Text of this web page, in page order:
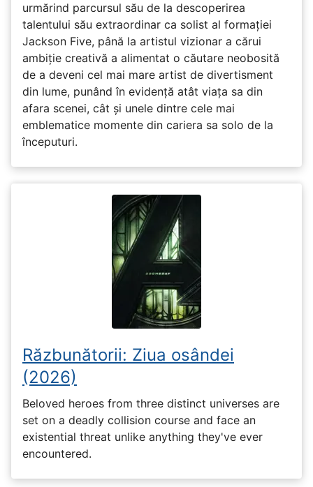
urmărind parcursul său de la descoperirea
talentului său extraordinar ca solist al formației
Jackson Five, până la artistul vizionar a cărui
ambiție creativă a alimentat o căutare neobosită
de a deveni cel mai mare artist de divertisment
din lume, punând în evidență atât viața sa din
afara scenei, cât și unele dintre cele mai
emblematice momente din cariera sa solo de la
începuturi.
Răzbunătorii: Ziua osândei
(2026)
Beloved heroes from three distinct universes are
set on a deadly collision course and face an
existential threat unlike anything they've ever
encountered.